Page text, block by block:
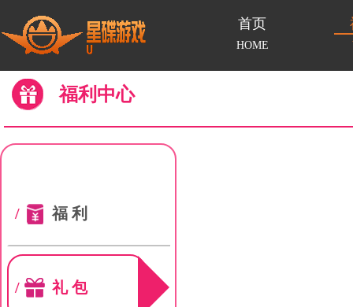
首页
HOME
福利中心
福利
/
礼包
/